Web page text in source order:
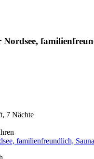
7 Nächte
familienfreundlich,